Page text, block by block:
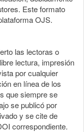
Este formato
OJS.
las lectoras o
lectura, impresión
por cualquier
en línea de los
que siempre se
se publicó por
y se cite de
correspondiente.